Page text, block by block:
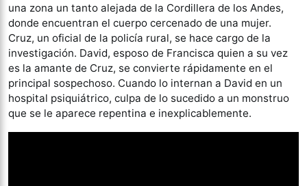
una zona un tanto alejada de la Cordillera de los Andes,
donde encuentran el cuerpo cercenado de una mujer.
Cruz, un oficial de la policía rural, se hace cargo de la
investigación. David, esposo de Francisca quien a su vez
es la amante de Cruz, se convierte rápidamente en el
principal sospechoso. Cuando lo internan a David en un
hospital psiquiátrico, culpa de lo sucedido a un monstruo
que se le aparece repentina e inexplicablemente.